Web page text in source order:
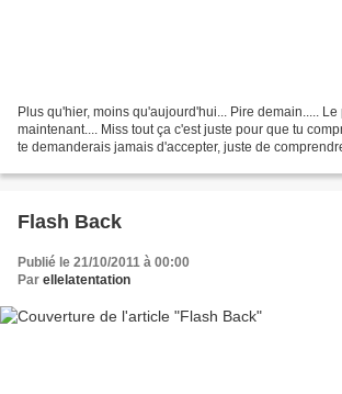
Plus qu'hier, moins qu'aujourd'hui... Pire demain.....
maintenant.... Miss tout ça c'est juste pour que tu
te demanderais jamais d'accepter, juste de
Flash Back
Publié le 21/10/2011 à 00:00
Par ellelatentation